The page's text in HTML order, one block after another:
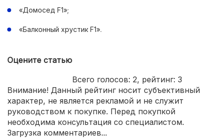
«Домосед F1»;
«Балконный хрустик F1».
Оцените статью
Всего голосов: 2, рейтинг: 3
Внимание! Данный рейтинг носит субъективный
характер, не является рекламой и не служит
руководством к покупке. Перед покупкой
необходима консультация со специалистом.
Загрузка комментариев...